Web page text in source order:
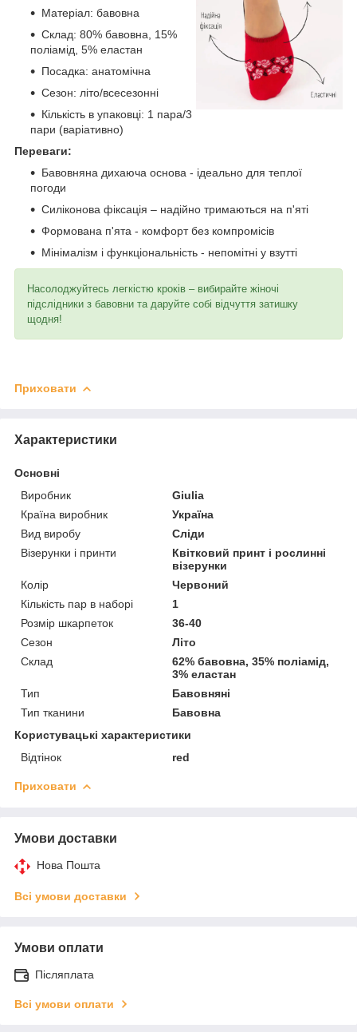
Матеріал: бавовна
Склад: 80% бавовна, 15%
поліамід, 5% еластан
Посадка: анатомічна
Сезон: літо/всесезонні
Кількість в упаковці: 1 пара/3
пари (варіативно)
Переваги:
Бавовняна дихаюча основа - ідеально для теплої
погоди
Силіконова фіксація – надійно тримаються на п'яті
Формована п'ята - комфорт без компромісів
Мінімалізм і функціональність - непомітні у взутті
Насолоджуйтесь легкістю кроків – вибирайте жіночі
підслідники з бавовни та даруйте собі відчуття затишку
щодня!
Приховати
Характеристики
Основні
Виробник
Giulia
Країна виробник
Україна
Вид виробу
Сліди
Візерунки і принти
Квітковий принт і рослинні
візерунки
Колір
Червоний
Кількість пар в наборі
1
Розмір шкарпеток
36-40
Сезон
Літо
Склад
62% бавовна, 35% поліамід,
3% еластан
Тип
Бавовняні
Тип тканини
Бавовна
Користувацькі характеристики
Відтінок
red
Приховати
Умови доставки
Нова Пошта
Всі умови доставки
Умови оплати
Післяплата
Всі умови оплати